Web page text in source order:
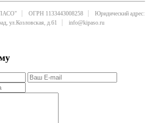
ОГРН 1133443008258
Юридический адрес:
ул.Козловская, д.61
info@kipaso.ru